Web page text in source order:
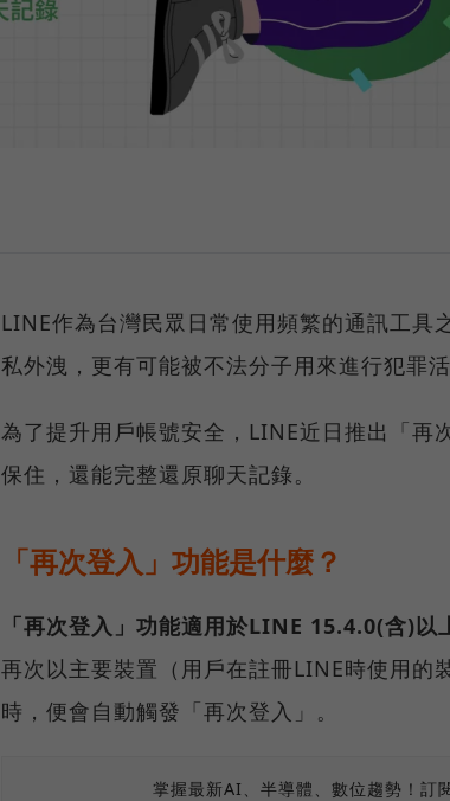
LINE作為台灣民眾日常使用頻繁的通訊工具
私外洩，更有可能被不法分子用來進行犯罪活
為了提升用戶帳號安全，LINE近日推出「再
保住，還能完整還原聊天記錄。
「再次登入」功能是什麼？
「再次登入」功能適用於LINE 15.4.0(含)以
再次以主要裝置（用戶在註冊LINE時使用的
時，便會自動觸發「再次登入」。
掌握最新AI、半導體、數位趨勢！訂